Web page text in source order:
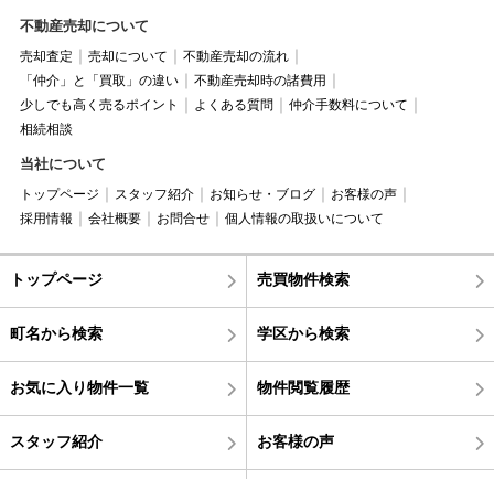
不動産売却について
売却査定 売却について
不動産売却の流れ
「仲介」と「買取」の違い
不動産売却時の諸費用
少しでも高く売るポイント
よくある質問
仲介手数料について
相続相談
当社について
トップページ スタッフ紹介 お知らせ・ブログ
お客様の声
採用情報
会社概要 お問合せ 個人情報の取扱いについて
トップページ 売買物件検索
町名から検索 学区から検索
お気に入り物件一覧 物件閲覧履歴
スタッフ紹介 お客様の声